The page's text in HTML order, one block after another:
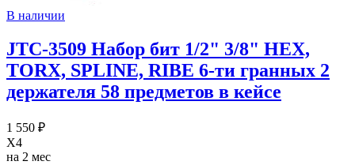
В наличии
JTC-3509 Набор бит 1/2" 3/8" HEX,
TORX, SPLINE, RIBE 6-ти гранных 2
держателя 58 предметов в кейсе
1 550 ₽
X4
на 2 мес